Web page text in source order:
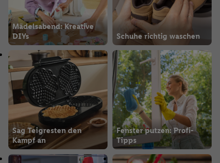
Mädelsabend: Kreative
DIYs
Schuhe richtig waschen
Sag Teigresten den
Kampf an
Fenster putzen: Profi-
Tipps